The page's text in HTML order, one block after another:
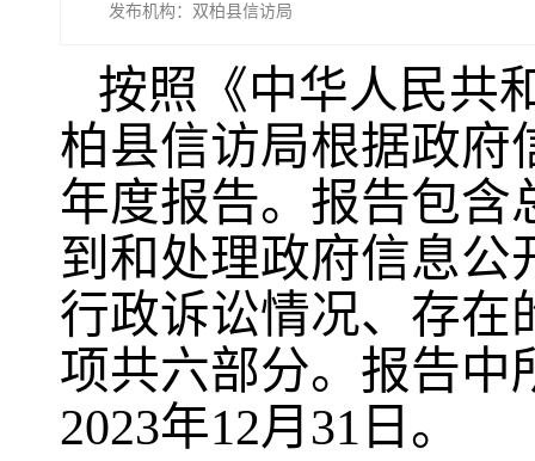
发布机构：双柏县信访局
按照《中华人民共
柏县信访局根据政府
年度报告。报告包含
到和处理政府信息公
行政诉讼情况、存在
项共六部分。报告中
2023年12月31日。